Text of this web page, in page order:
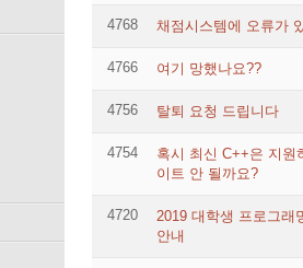
4768 채점시스템에 오류가
4766 여기 망했나요??
4756 탈퇴 요청 드립니다
4754
혹시 최신 C++은 지원
이트 안 될까요?
4720
2019 대학생 프로그래
안내